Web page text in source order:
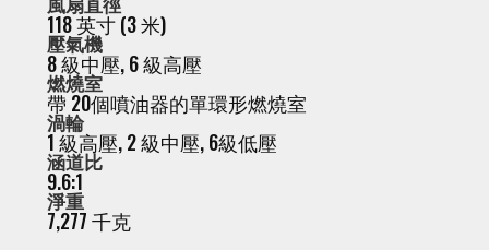
118 英寸 (3 米)
壓氣機
8 級中壓, 6 級高壓
燃燒室
帶 20個噴油器的單環形燃燒室
渦輪
1 級高壓, 2 級中壓, 6級低壓
涵道比
9.6:1
淨重
7,277 千克